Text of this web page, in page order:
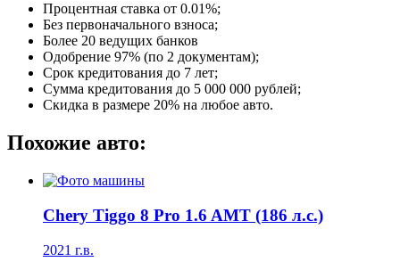
Процентная ставка от 0.01%;
Без первоначального взноса;
Более 20 ведущих банков
Одобрение 97% (по 2 документам);
Срок кредитования до 7 лет;
Сумма кредитования до 5 000 000 рублей;
Скидка в размере 20% на любое авто.
Похожие авто:
Chery Tiggo 8 Pro 1.6 AMT (186 л.с.)
2021 г.в.